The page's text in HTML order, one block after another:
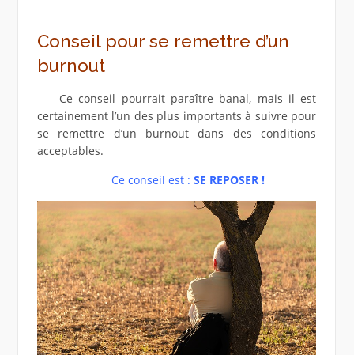
Conseil pour se remettre d’un
burnout
Ce conseil pourrait paraître banal, mais il est
certainement l’un des plus importants à suivre pour
se remettre d’un burnout dans des conditions
acceptables.
Ce conseil est : SE REPOSER !